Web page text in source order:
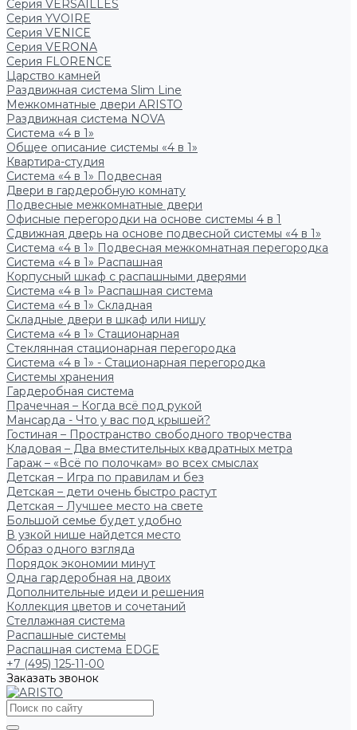
Серия VERSAILLES
Серия YVOIRE
Серия VENICE
Серия VERONA
Серия FLORENCE
Царство камней
Раздвижная система Slim Line
Межкомнатные двери ARISTO
Раздвижная система NOVA
Система «4 в 1»
Общее описание системы «4 в 1»
Квартира-студия
Система «4 в 1» Подвесная
Двери в гардеробную комнату
Подвесные межкомнатные двери
Офисные перегородки на основе системы 4 в 1
Сдвижная дверь на основе подвесной системы «4 в 1»
Система «4 в 1» Подвесная межкомнатная перегородка
Система «4 в 1» Распашная
Корпусный шкаф с распашными дверями
Система «4 в 1» Распашная система
Система «4 в 1» Складная
Складные двери в шкаф или нишу
Система «4 в 1» Стационарная
Стеклянная стационарная перегородка
Система «4 в 1» - Стационарная перегородка
Системы хранения
Гардеробная система
Прачечная – Когда всё под рукой
Мансарда - Что у вас под крышей?
Гостиная – Пространство свободного творчества
Кладовая – Два вместительных квадратных метра
Гараж – «Всё по полочкам» во всех смыслах
Детская – Игра по правилам и без
Детская – дети очень быстро растут
Детская – Лучшее место на свете
Большой семье будет удобно
В узкой нише найдется место
Образ одного взгляда
Порядок экономии минут
Одна гардеробная на двоих
Дополнительные идеи и решения
Коллекция цветов и сочетаний
Стеллажная система
Распашные системы
Распашная система EDGE
+7 (495) 125-11-00
Заказать звонок